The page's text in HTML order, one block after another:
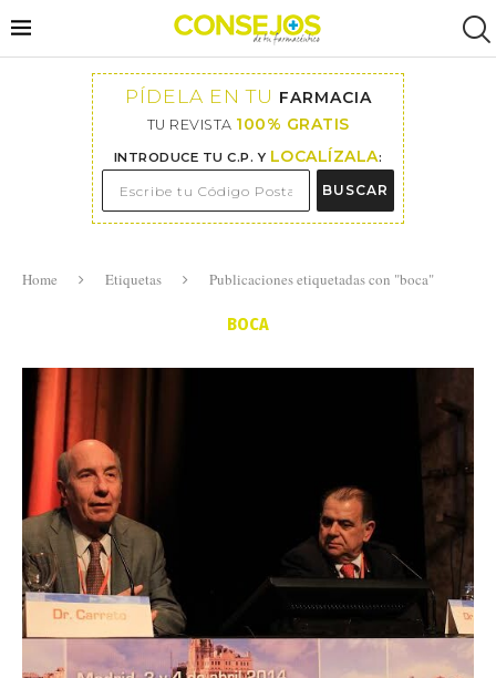
PÍDELA EN TU FARMACIA
TU REVISTA 100% GRATIS
INTRODUCE TU C.P. Y LOCALÍZALA:
BUSCAR
Home Etiquetas Publicaciones etiquetadas con "boca"
BOCA